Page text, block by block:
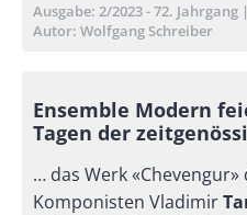
Ausgabe 2/2023 - 72. Jahrgang
Autor Wolfgang Schreiber
Ensemble Modern
Tagen der
… das Werk
Komponisten Vladimir